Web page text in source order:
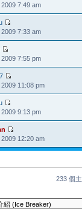
7:49 am
7:33 am
7:55 pm
11:08 pm
9:13 pm
12:20 am
233 個